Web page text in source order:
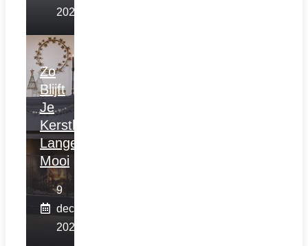
2025
Zo
Blijft
Je
Kerstboom
Langer
Mooi
9
december
2025